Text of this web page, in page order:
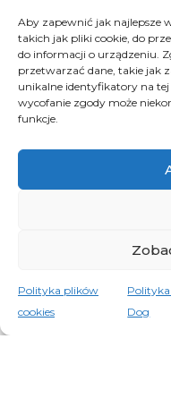
Aby zapewnić jak najlepsze
takich jak pliki cookie, do
do informacji o urządzeniu.
przetwarzać dane, takie jak
unikalne identyfikatory na
wycofanie zgody może
funkcje.
Polityka plików
cookies
Dog
Godziny
pon.–czw:
pt.–sob:
niedz.: 10:00–19:00